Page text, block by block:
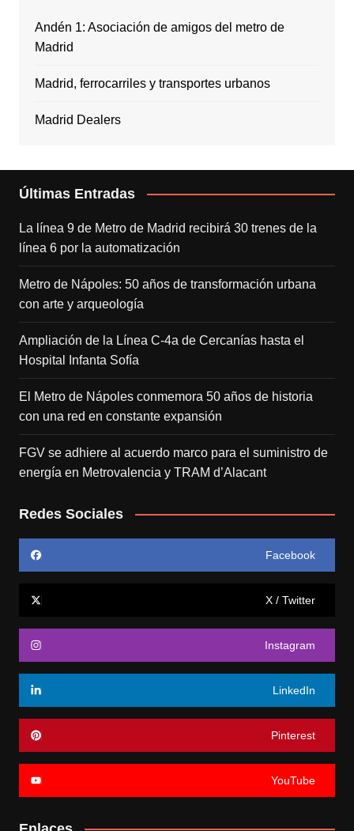
Andén 1: Asociación de amigos del metro de
Madrid
Madrid, ferrocarriles y transportes urbanos
Madrid Dealers
Últimas Entradas
La línea 9 de Metro de Madrid recibirá 30 trenes de la
línea 6 por la automatización
Metro de Nápoles: 50 años de transformación urbana
con arte y arqueología
Ampliación de la Línea C-4a de Cercanías hasta el
Hospital Infanta Sofía
El Metro de Nápoles conmemora 50 años de historia
con una red en constante expansión
FGV se adhiere al acuerdo marco para el suministro de
energía en Metrovalencia y TRAM d’Alacant
Redes Sociales
Facebook
X / Twitter
Instagram
LinkedIn
Pinterest
YouTube